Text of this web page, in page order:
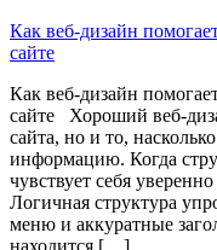
Как веб-дизайн
сайте
Как веб-дизайн
сайте Хороший веб-
сайта, но и то,
информацию. Когда
чувствует себя
Логичная структура
меню и аккуратные